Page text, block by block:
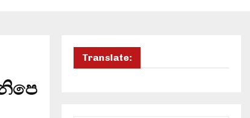
Translate: